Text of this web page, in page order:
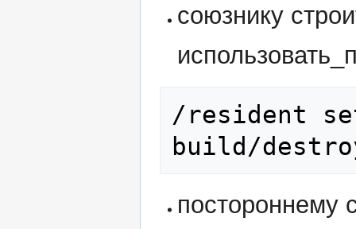
союзнику
/resident
build/
постороннему